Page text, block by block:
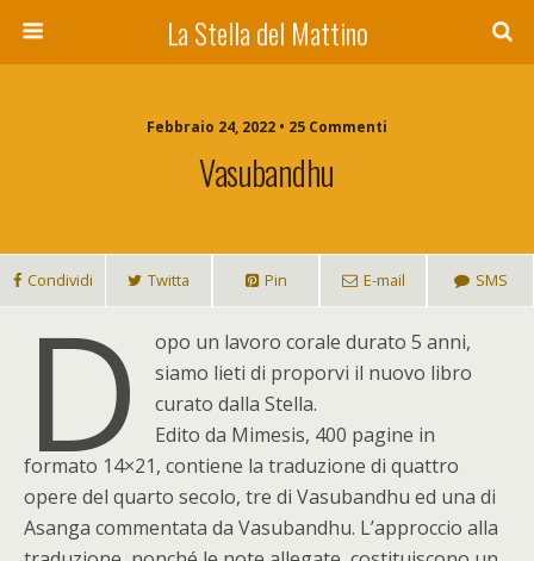
La Stella del Mattino
Febbraio 24, 2022 • 25 Commenti
Vasubandhu
Condividi Twitta Pin E-mail SMS
D
opo un lavoro corale durato 5 anni,
siamo lieti di proporvi il nuovo libro
curato dalla Stella.
Edito da Mimesis, 400 pagine in
formato 14×21, contiene la traduzione di quattro
opere del quarto secolo, tre di Vasubandhu ed una di
Asanga commentata da Vasubandhu. L’approccio alla